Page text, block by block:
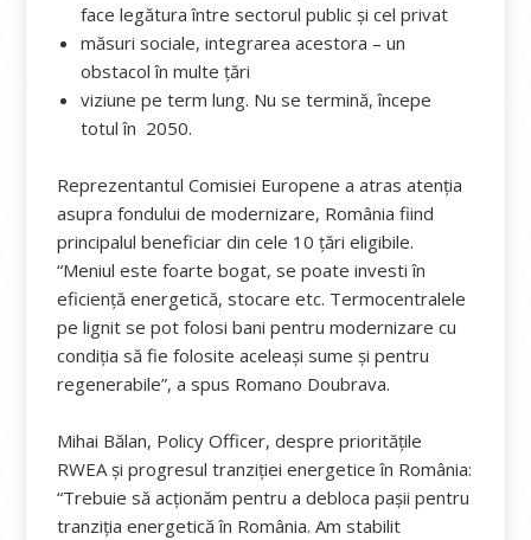
face legătura între sectorul public și cel privat
măsuri sociale, integrarea acestora – un
obstacol în multe țări
viziune pe term lung. Nu se termină, începe
totul în 2050.
Reprezentantul Comisiei Europene a atras atenția
asupra fondului de modernizare, România fiind
principalul beneficiar din cele 10 țări eligibile.
“Meniul este foarte bogat, se poate investi în
eficiență energetică, stocare etc. Termocentralele
pe lignit se pot folosi bani pentru modernizare cu
condiția să fie folosite aceleași sume și pentru
regenerabile”, a spus Romano Doubrava.
Mihai Bălan, Policy Officer, despre prioritățile
RWEA și progresul tranziției energetice în România:
“Trebuie să acționăm pentru a debloca pașii pentru
tranziția energetică în România. Am stabilit